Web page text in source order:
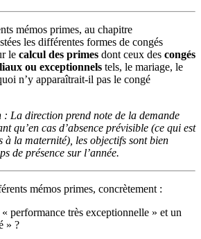
mémos primes, au chapitre
les différentes formes de congés
le calcul des primes dont ceux des congés
ou exceptionnels tels, le mariage, le
n’y apparaîtrait-il pas le congé
: La direction prend note de la demande
qu’en cas d’absence prévisible (ce qui est
à la maternité), les objectifs sont bien
de présence sur l’année.
mémos primes, concrètement :
« performance très exceptionnelle » et un
» ?